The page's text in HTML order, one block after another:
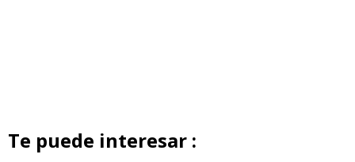
Te puede interesar :